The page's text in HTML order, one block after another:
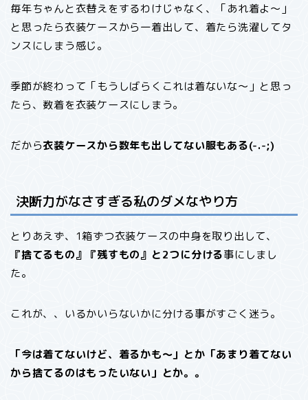
毎年ちゃんと衣替えをするわけじゃなく、「あれ着よ〜」
と思ったら衣装ケースから一着出して、着たら洗濯してタ
ンスにしまう感じ。
季節が終わって「もうしばらくこれは着ないな〜」と思っ
たら、数着を衣装ケースにしまう。
だから衣装ケースから数年も出してない服もある(-.-;)
決断力がなさすぎる私のダメなやり方
とりあえず、1箱ずつ衣装ケースの中身を取り出して、
『捨てるもの』『残すもの』と2つに分ける事にしまし
た。
これが、、いるかいらないかに分ける事がすごく迷う。
「今は着てないけど、着るかも〜」とか「あまり着てない
から捨てるのはもったいない」とか。。